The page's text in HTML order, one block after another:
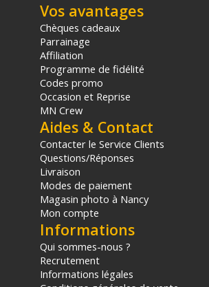
Vos avantages
Chèques cadeaux
Parrainage
Affiliation
Programme de fidélité
Codes promo
Occasion et Reprise
MN Crew
Aides & Contact
Contacter le Service Clients
Questions/Réponses
Livraison
Modes de paiement
Magasin photo à Nancy
Mon compte
Informations
Qui sommes-nous ?
Recrutement
Informations légales